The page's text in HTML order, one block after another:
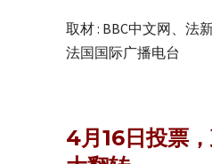
取材 : BBC中文网、法
法国国际广播电台
4月16日投票